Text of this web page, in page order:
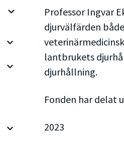
Professor Ingvar
djurvälfärden
lantbrukets
djurhållning.
Fonden har delat
2023